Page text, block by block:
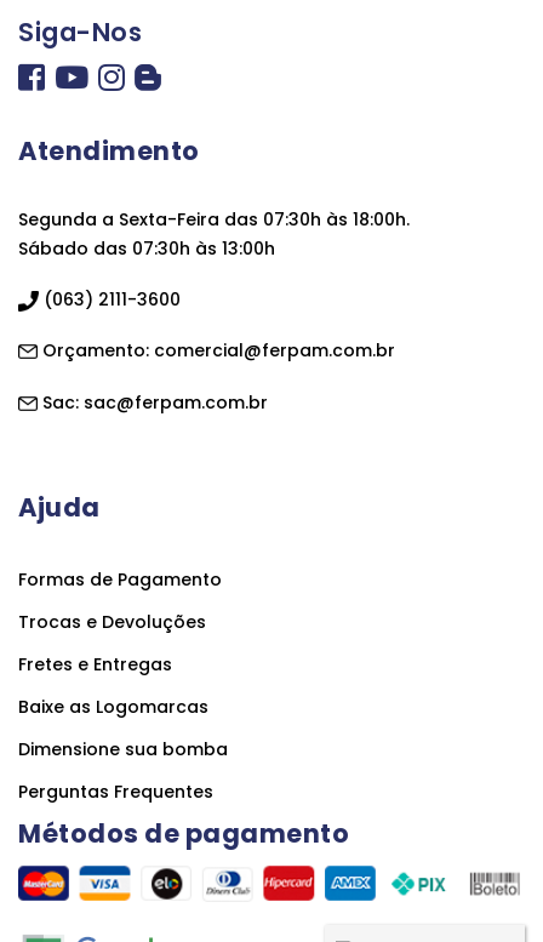
Siga-Nos
Atendimento
Segunda a Sexta-Feira das 07:30h às 18:00h.
Sábado das 07:30h às 13:00h
(063) 2111-3600
Orçamento: comercial@ferpam.com.br
Sac: sac@ferpam.com.br
Ajuda
Formas de Pagamento
Trocas e Devoluções
Fretes e Entregas
Baixe as Logomarcas
Dimensione sua bomba
Perguntas Frequentes
Métodos de pagamento